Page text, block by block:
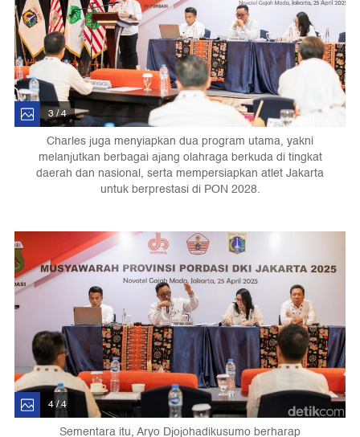
3 / 4
Charles juga menyiapkan dua program utama, yakni
melanjutkan berbagai ajang olahraga berkuda di tingkat
daerah dan nasional, serta mempersiapkan atlet Jakarta
untuk berprestasi di PON 2028.
4 / 4
Sementara itu, Aryo Djojohadikusumo berharap